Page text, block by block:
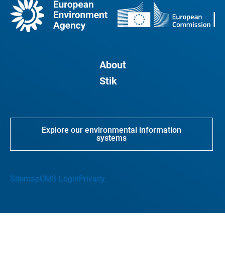
About
Stik
Explore our environmental information
systems
SitemapCMS LoginPrivacy